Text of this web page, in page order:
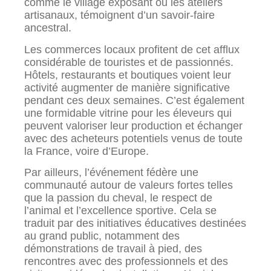
comme le village exposant ou les ateliers
artisanaux, témoignent d’un savoir-faire
ancestral.
Les commerces locaux profitent de cet afflux
considérable de touristes et de passionnés.
Hôtels, restaurants et boutiques voient leur
activité augmenter de manière significative
pendant ces deux semaines. C’est également
une formidable vitrine pour les éleveurs qui
peuvent valoriser leur production et échanger
avec des acheteurs potentiels venus de toute
la France, voire d’Europe.
Par ailleurs, l’événement fédère une
communauté autour de valeurs fortes telles
que la passion du cheval, le respect de
l’animal et l’excellence sportive. Cela se
traduit par des initiatives éducatives destinées
au grand public, notamment des
démonstrations de travail à pied, des
rencontres avec des professionnels et des